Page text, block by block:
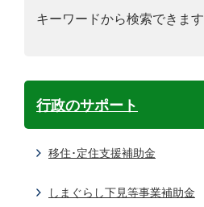
キーワードから検索できます
行政のサポート
移住･定住支援補助金
しまぐらし下見等事業補助金